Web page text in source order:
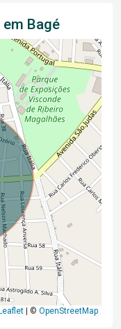
Bagé
| © OpenStreetMap